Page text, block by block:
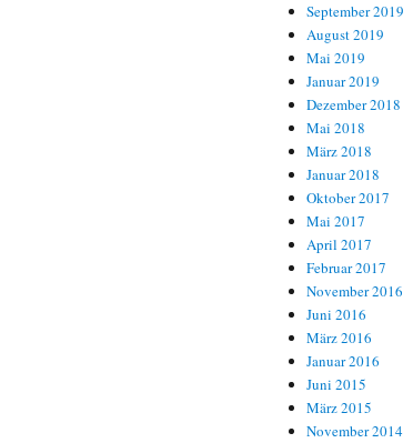
September 2019
August 2019
Mai 2019
Januar 2019
Dezember 2018
Mai 2018
März 2018
Januar 2018
Oktober 2017
Mai 2017
April 2017
Februar 2017
November 2016
Juni 2016
März 2016
Januar 2016
Juni 2015
März 2015
November 2014